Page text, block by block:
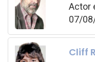
Actor
07/
Cliff